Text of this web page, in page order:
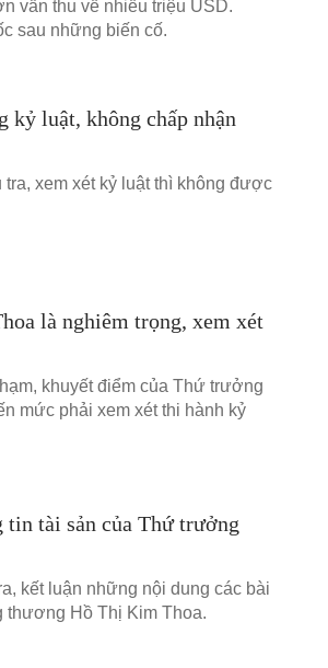
vẫn thu về nhiều triệu USD.
sau những biến cố.
luật, không chấp nhận
xem xét kỷ luật thì không được
là nghiêm trọng, xem xét
khuyết điểm của Thứ trưởng
mức phải xem xét thi hành kỷ
tài sản của Thứ trưởng
kết luận những nội dung các bài
thương Hồ Thị Kim Thoa.